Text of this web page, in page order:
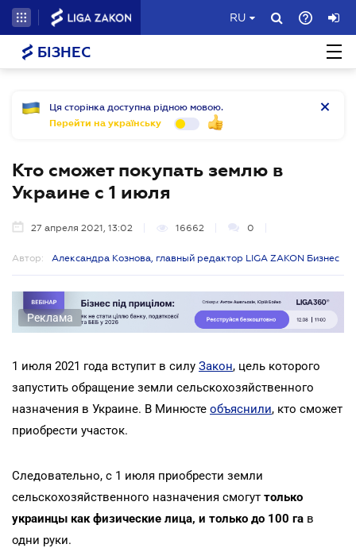
RU
БІЗНЕС
Ця сторінка доступна рідною мовою.
Перейти на українську
Кто сможет покупать землю в
Украине с 1 июля
27 апреля 2021, 13:02 16662 0
Автор: Александра Кознова, главный редактор LIGA ZAKON Бизнес
Реклама
1 июля 2021 года вступит в силу Закон, цель которого
запустить обращение земли сельскохозяйственного
назначения в Украине. В Минюсте объяснили, кто сможет
приобрести участок.
Следовательно, с 1 июля приобрести земли
сельскохозяйственного назначения смогут только
украинцы как физические лица, и только до 100 га в
одни руки.